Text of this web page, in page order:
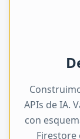
APIs de IA.
con
Firestore